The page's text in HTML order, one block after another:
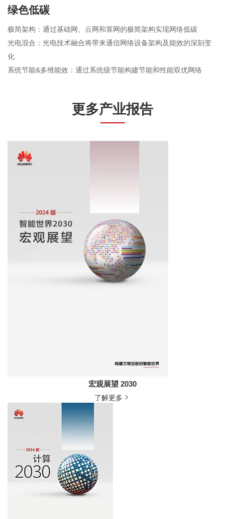
绿色低碳
极简架构：通过基础网、云网和算网的极简架构实现网络低碳
光电混合：光电技术融合将带来通信网络设备架构及能效的深刻变
化
系统节能&多维能效：通过系统级节能构建节能和性能双优网络
更多产业报告
宏观展望 2030
了解更多